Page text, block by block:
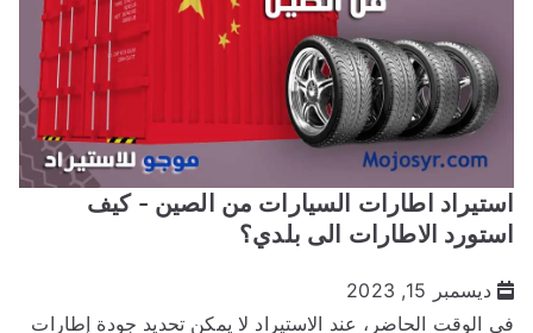
اطارات السيارات من الصين - كيف
الاطارات الى بلدي؟
ديسمبر 15, 2023
الوقت الحاضر، عند الاستيراد لا يمكن تحديد جودة إطارات